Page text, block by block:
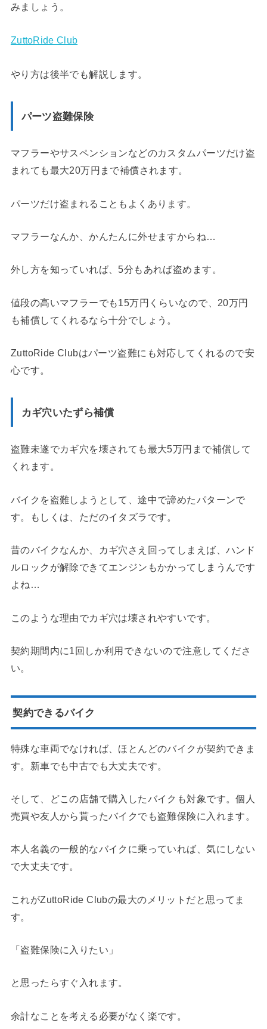
みましょう。
ZuttoRide Club
やり方は後半でも解説します。
パーツ盗難保険
マフラーやサスペンションなどのカスタムパーツだけ盗
まれても最大20万円まで補償されます。
パーツだけ盗まれることもよくあります。
マフラーなんか、かんたんに外せますからね…
外し方を知っていれば、5分もあれば盗めます。
値段の高いマフラーでも15万円くらいなので、20万円
も補償してくれるなら十分でしょう。
ZuttoRide Clubはパーツ盗難にも対応してくれるので安
心です。
カギ穴いたずら補償
盗難未遂でカギ穴を壊されても最大5万円まで補償して
くれます。
バイクを盗難しようとして、途中で諦めたパターンで
す。もしくは、ただのイタズラです。
昔のバイクなんか、カギ穴さえ回ってしまえば、ハンド
ルロックが解除できてエンジンもかかってしまうんです
よね…
このような理由でカギ穴は壊されやすいです。
契約期間内に1回しか利用できないので注意してくださ
い。
契約できるバイク
特殊な車両でなければ、ほとんどのバイクが契約できま
す。新車でも中古でも大丈夫です。
そして、どこの店舗で購入したバイクも対象です。個人
売買や友人から貰ったバイクでも盗難保険に入れます。
本人名義の一般的なバイクに乗っていれば、気にしない
で大丈夫です。
これがZuttoRide Clubの最大のメリットだと思ってま
す。
「盗難保険に入りたい」
と思ったらすぐ入れます。
余計なことを考える必要がなく楽です。